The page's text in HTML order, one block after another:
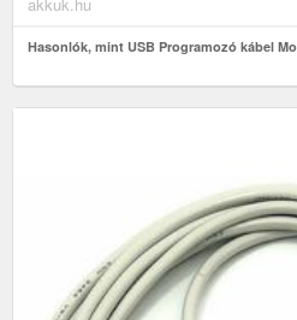
Hasonlók, mint USB Programozó kábel